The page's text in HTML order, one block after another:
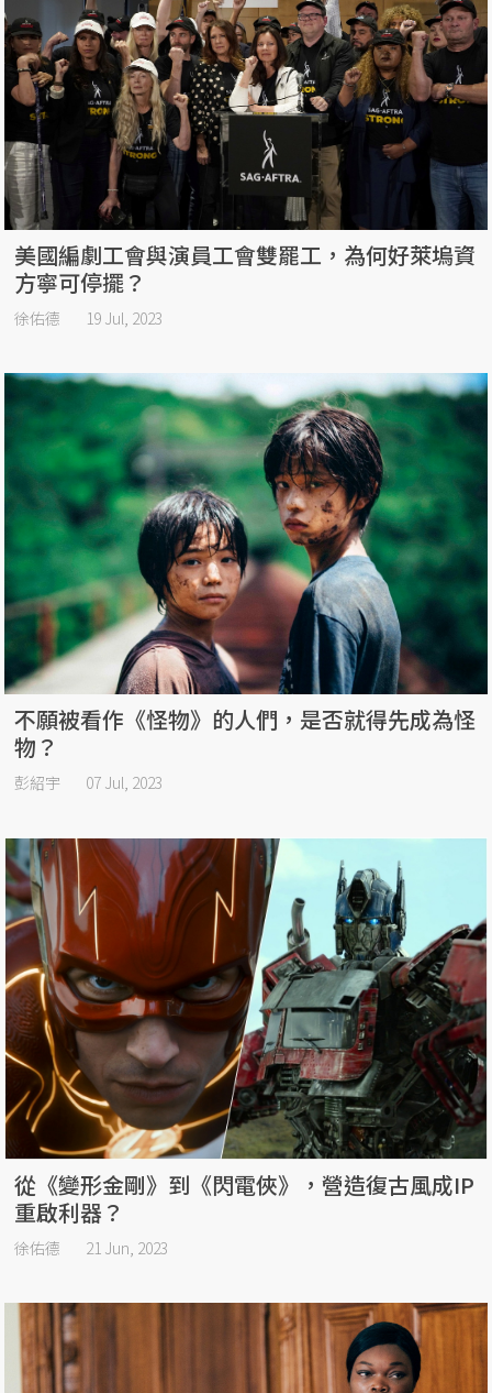
美國編劇工會與演員工會雙罷工，為何好萊塢資
方寧可停擺？
徐佑德 19 Jul, 2023
不願被看作《怪物》的人們，是否就得先成為怪
物？
彭紹宇 07 Jul, 2023
從《變形金剛》到《閃電俠》，營造復古風成IP
重啟利器？
徐佑德 21 Jun, 2023